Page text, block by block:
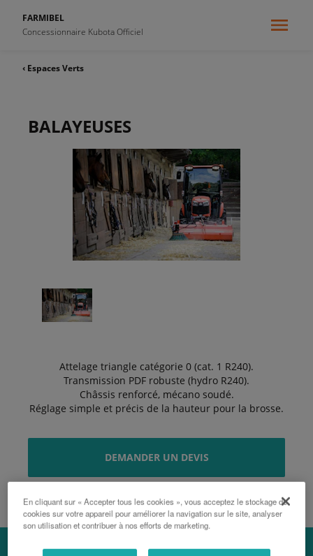
FARMIBEL
Concessionnaire Kubota Officiel
‹ Espaces Verts
BALAYEUSES
Attelage triangle catégorie 0 (cat. 1 R240).
Transmission PDF robuste (hydro R240).
Châssis renforcé, mécano soudé.
Réglage simple et précis de la hauteur pour la brosse.
DEMANDER UN DEVIS
En cliquant sur « Accepter tous les cookies », vous acceptez le stockage de
cookies sur votre appareil pour améliorer la navigation sur le site, analyser
son utilisation et contribuer à nos efforts de marketing.